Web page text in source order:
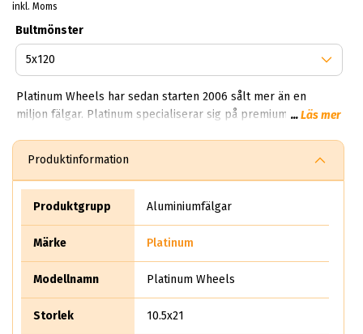
inkl. Moms
Bultmönster
Platinum Wheels har sedan starten 2006 sålt mer än en
miljon fälgar. Platinum specialiserar sig på premium
Äger du en nyare bil från 2010 och uppåt ska du garanterat
skaffa dig ett par Platinum hjul, ABS Wheels är exklusiv
återförsäljare för hela Platinum USA. - priserna du ser nedan
...Läs mer
Produktinformation
Produktgrupp Aluminiumfälgar
Märke Platinum
Modellnamn Platinum Wheels
Storlek 10.5x21